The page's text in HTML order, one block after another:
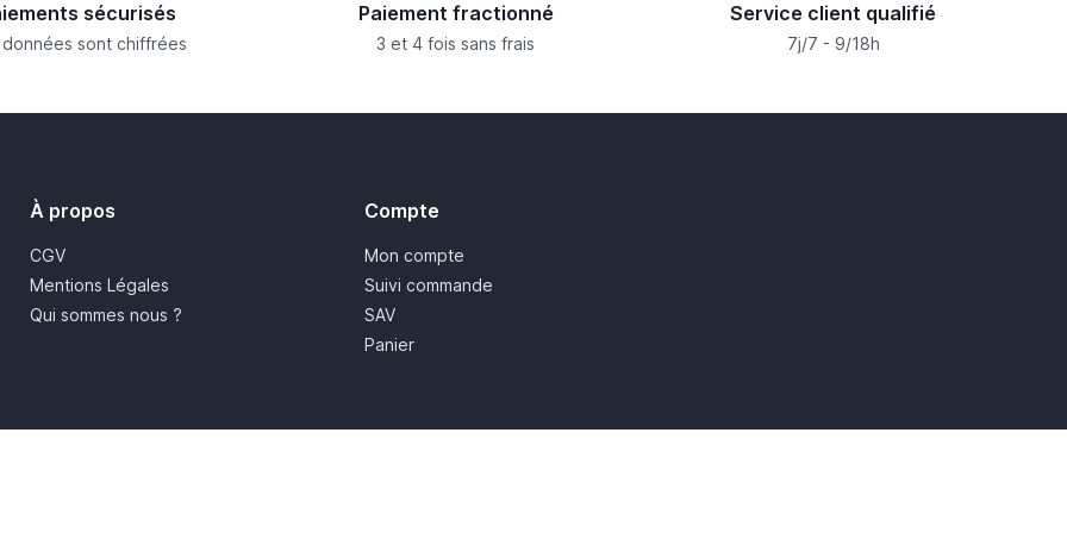
sécurisés
données sont chiffrées
Paiement fractionné
3 et 4 fois sans frais
Service client qualifié
7j/7 - 9/18h
À propos
CGV
Mentions Légales
Qui sommes nous ?
Compte
Mon compte
Suivi commande
SAV
Panier